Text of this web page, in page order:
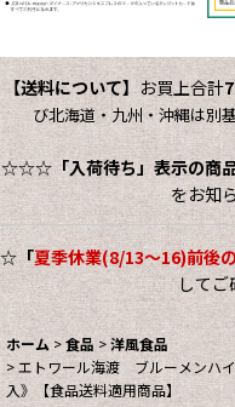
【送料について】 お買上合計
び北海道・九州・沖縄は別
☆☆☆「入荷待ち」表示の商
をお知
☆「夏季休業(8/13～16)前後
して
ホーム >食品 >洋風食品
>エトワール海渡 ブルーメンハ
入》【食品送料適用商品】